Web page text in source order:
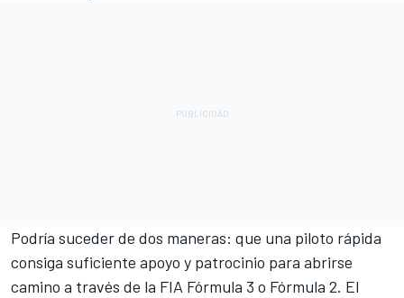
Podría suceder de dos maneras: que una piloto rápida
consiga suficiente apoyo y patrocinio para abrirse
camino a través de la FIA Fórmula 3 o Fórmula 2. El